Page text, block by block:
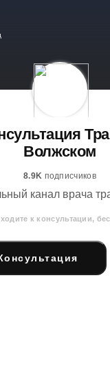
Волжском
8.9K подписчиков
канал врача
к консультации,